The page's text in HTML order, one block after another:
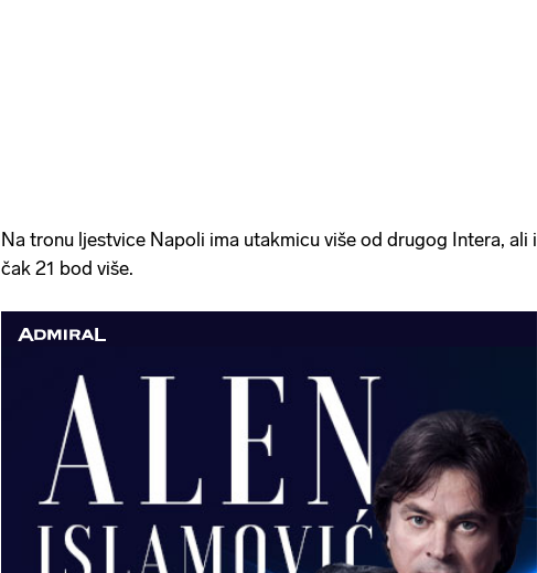
Na tronu ljestvice Napoli ima utakmicu više od drugog Intera, ali i
čak 21 bod više.